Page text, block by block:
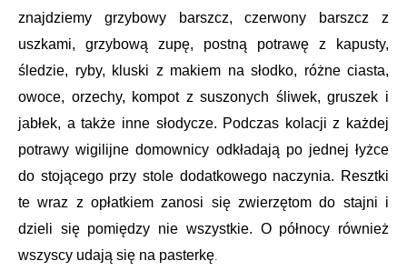
znajdziemy grzybowy barszcz, czerwony barszcz z
uszkami, grzybową zupę, postną potrawę z kapusty,
śledzie, ryby, kluski z makiem na słodko, różne ciasta,
owoce, orzechy, kompot z suszonych śliwek, gruszek i
jabłek, a także inne słodycze. Podczas kolacji z każdej
potrawy wigilijne domownicy odkładają po jednej łyżce
do stojącego przy stole dodatkowego naczynia. Resztki
te wraz z opłatkiem zanosi się zwierzętom do stajni i
dzieli się pomiędzy nie wszystkie. O północy również
wszyscy udają się na pasterkę